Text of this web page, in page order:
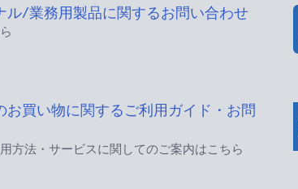
ル/業務用製品に関するお問い合わせ
お買い物に関するご利用ガイド・お問
方法・サービスに関してのご案内はこちら